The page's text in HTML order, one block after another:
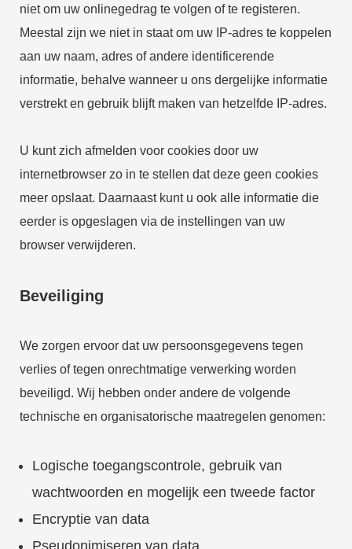
niet om uw onlinegedrag te volgen of te registeren.
Meestal zijn we niet in staat om uw IP-adres te koppelen
aan uw naam, adres of andere identificerende
informatie, behalve wanneer u ons dergelijke informatie
verstrekt en gebruik blijft maken van hetzelfde IP-adres.
U kunt zich afmelden voor cookies door uw
internetbrowser zo in te stellen dat deze geen cookies
meer opslaat. Daarnaast kunt u ook alle informatie die
eerder is opgeslagen via de instellingen van uw
browser verwijderen.
Beveiliging
We zorgen ervoor dat uw persoonsgegevens tegen
verlies of tegen onrechtmatige verwerking worden
beveiligd. Wij hebben onder andere de volgende
technische en organisatorische maatregelen genomen:
Logische toegangscontrole, gebruik van
wachtwoorden en mogelijk een tweede factor
Encryptie van data
Pseudonimiseren van data